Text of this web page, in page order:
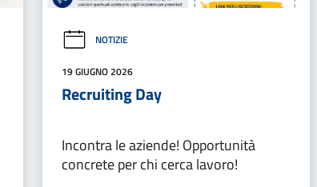
NOTIZIE
19 GIUGNO 2026
Recruiting Day
Incontra le aziende! Opportunità
concrete per chi cerca lavoro!